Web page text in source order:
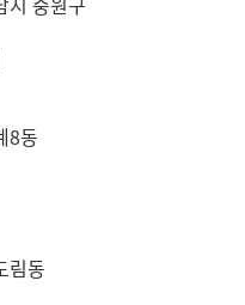
8동
림동